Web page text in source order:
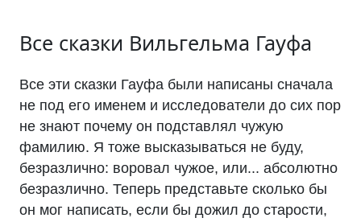
Все сказки Вильгельма Гауфа
Все эти сказки Гауфа были написаны сначала
не под его именем и исследователи до сих пор
не знают почему он подставлял чужую
фамилию. Я тоже высказываться не буду,
безразлично: воровал чужое, или... абсолютно
безразлично. Теперь представьте сколько бы
он мог написать, если бы дожил до старости,